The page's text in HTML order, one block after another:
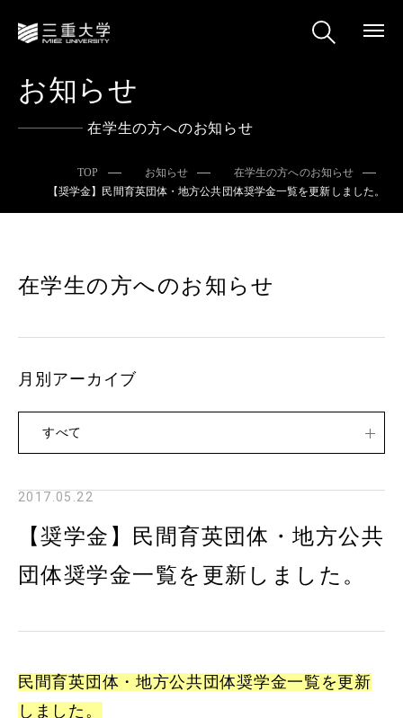
お知らせ
在学生の方へのお知らせ
TOP お知らせ
在学生の方へのお知らせ
【奨学金】民間育英団体・地方公共団体奨学金一覧を更新しました。
2017.05.22
【奨学金】民間育英団体・地方公共
団体奨学金一覧を更新しました。
民間育英団体・地方公共団体奨学金一覧を更新
しました。
在学生の方へのお知らせ
月別アーカイブ
すべて